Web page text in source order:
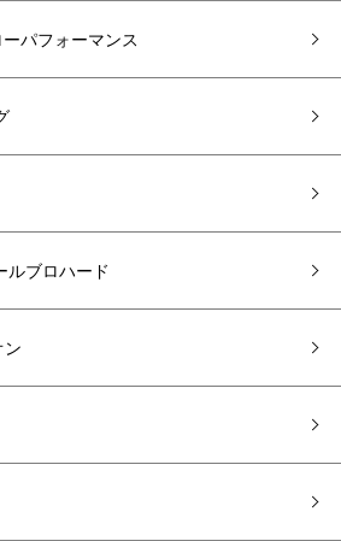
パフォーマンス
ルブロハード